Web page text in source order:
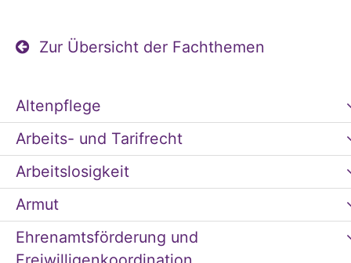
Zur Übersicht der Fachthemen
Altenpflege
Arbeits- und Tarifrecht
Arbeitslosigkeit
Armut
Ehrenamtsförderung und